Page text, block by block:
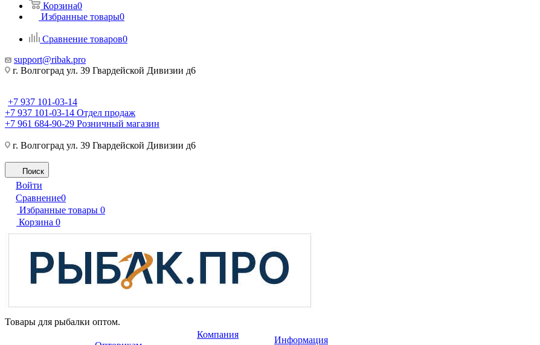
Корзина0
Избранные товары0
Сравнение товаров0
support@ribak.pro
г. Волгоград ул. 39 Гвардейской Дивизии д6
+7 937 101-03-14
+7 937 101-03-14 Отдел продаж
+7 961 684-90-29 Розничный магазин
г. Волгоград ул. 39 Гвардейской Дивизии д6
Поиск
Войти
Сравнение0
Избранные товары 0
Корзина 0
Товары для рыбалки оптом.
Компания
Информация